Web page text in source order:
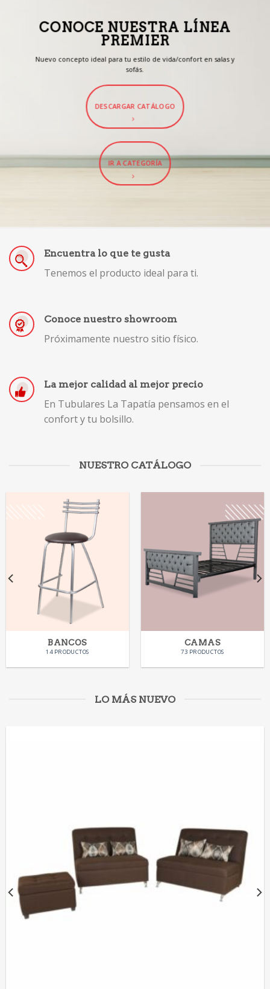
CONOCE NUESTRA LÍNEA
PREMIER
Nuevo concepto ideal para tu estilo de vida/confort en salas y
sofás.
DESCARGAR CATÁLOGO
IR A CATEGORÍA
Encuentra lo que te gusta
Tenemos el producto ideal para ti.
Conoce nuestro showroom
Próximamente nuestro sitio físico.
La mejor calidad al mejor precio
En Tubulares La Tapatía pensamos en el
confort y tu bolsillo.
NUESTRO CATÁLOGO
BANCOS
14 PRODUCTOS
CAMAS
73 PRODUCTOS
LO MÁS NUEVO